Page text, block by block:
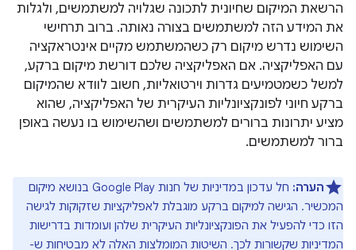
הרשאת המיקום שחיונית לתכונה שגלויה למשתמשים, ולגלות
את המידע הזה למשתמשים בצורה נאותה. ברוב תרחישי
השימוש נדרש מיקום רק כשהמשתמש מקיים אינטראקציה
עם האפליקציה. אם האפליקציה שלכם דורשת מיקום ברקע,
למשל כשמטמיעים גדרות וירטואליות, חשוב לוודא שהמיקום
ברקע חיוני לפונקציונליות העיקרית של האפליקציה, שהוא
מציע יתרונות ברורים למשתמשים ושהשימוש בו נעשה באופן
ברור למשתמשים.
הערה:
חל עדכון במדיניות של חנות Google Play בנושא מיקום
המכשיר. הגישה למיקום ברקע מוגבלת לאפליקציות שזקוקות לגישה
הזו כדי להפעיל את הפונקציונליות העיקרית שלהן ועומדות בדרישות
המדיניות שקשורות לכך. השיטות המומלצות האלה לא מבטיחות ש-